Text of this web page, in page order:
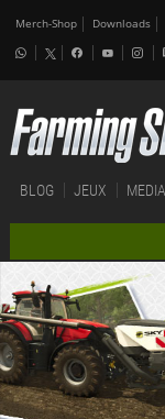
Merch-Shop Downloads
BLOG JEUX MEDIA